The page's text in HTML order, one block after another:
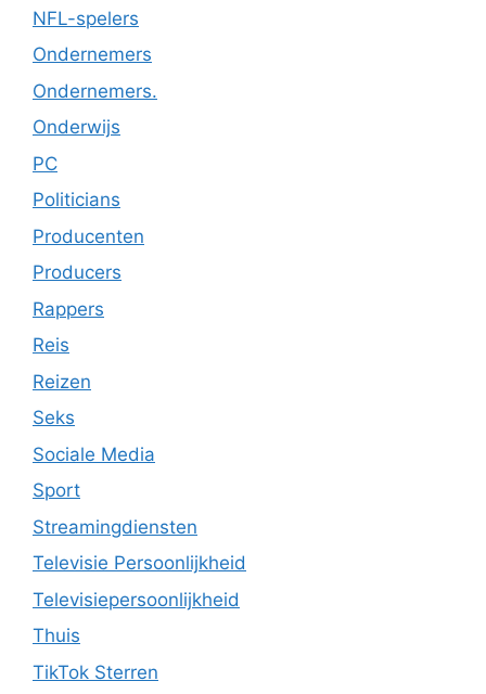
NFL-spelers
Ondernemers
Ondernemers.
Onderwijs
PC
Politicians
Producenten
Producers
Rappers
Reis
Reizen
Seks
Sociale Media
Sport
Streamingdiensten
Televisie Persoonlijkheid
Televisiepersoonlijkheid
Thuis
TikTok Sterren